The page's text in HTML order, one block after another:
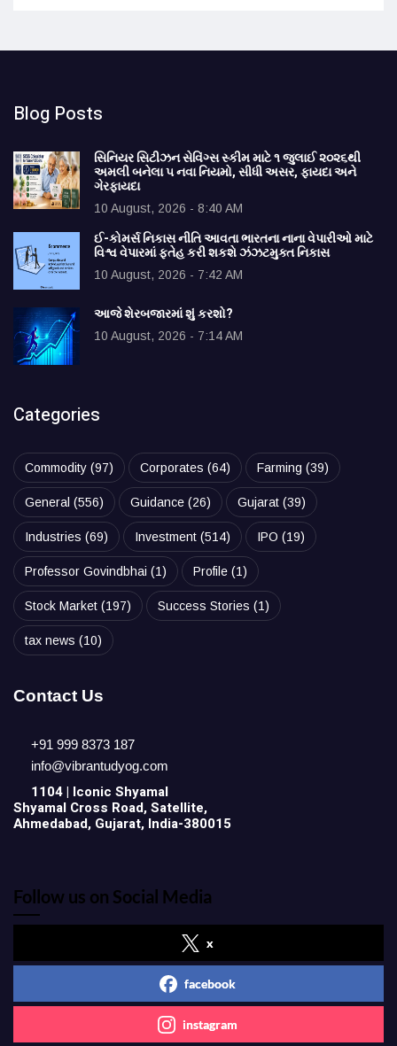
Blog Posts
સિનિયર સિટીઝન સેવિંગ્સ સ્કીમ માટે ૧ જુલાઈ ૨૦૨૬થી
અમલી બનેલા ૫ નવા નિયમો, સીધી અસર, ફાયદા અને
ગેરફાયદા
10 August, 2026 - 8:40 AM
ઈ-કોમર્સ નિકાસ નીતિ આવતા ભારતના નાના વેપારીઓ માટે
વિશ્વ વેપારમાં ફતેહ કરી શકશે ઝંઝટમુક્ત નિકાસ
10 August, 2026 - 7:42 AM
આજે શેરબજારમાં શું કરશો?
10 August, 2026 - 7:14 AM
Categories
Commodity (97) Corporates (64) Farming (39)
General (556) Guidance (26) Gujarat (39)
Industries (69) Investment (514) IPO (19)
Professor Govindbhai (1) Profile (1)
Stock Market (197) Success Stories (1)
tax news (10)
Contact Us
+91 999 8373 187
info@vibrantudyog.com
1104 | Iconic Shyamal
Shyamal Cross Road, Satellite,
Ahmedabad, Gujarat, India-380015
Follow us on Social Media
x
facebook
instagram